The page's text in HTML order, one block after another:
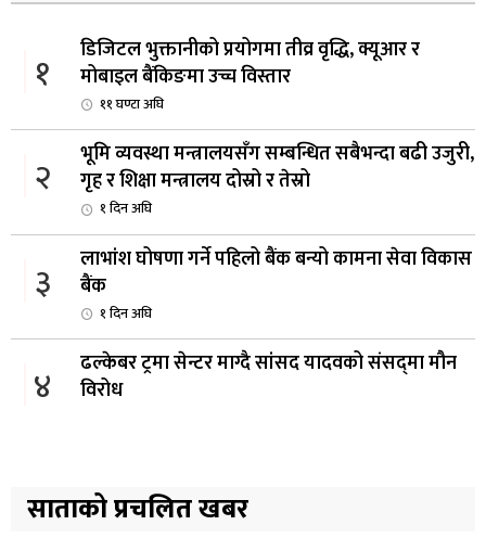
१
डिजिटल भुक्तानीको प्रयोगमा तीव्र वृद्धि, क्यूआर र
मोबाइल बैंकिङमा उच्च विस्तार
११ घण्टा अघि
२
भूमि व्यवस्था मन्त्रालयसँग सम्बन्धित सबैभन्दा बढी उजुरी,
गृह र शिक्षा मन्त्रालय दोस्रो र तेस्रो
१ दिन अघि
३
लाभांश घोषणा गर्ने पहिलो बैंक बन्यो कामना सेवा विकास
बैंक
१ दिन अघि
४
ढल्केबर ट्रमा सेन्टर माग्दै सांसद यादवको संसद्‌मा मौन
विरोध
५
बजेट शेखरद्धारा लिन अस्वीकार
२ दिन अघि
साताको प्रचलित खबर